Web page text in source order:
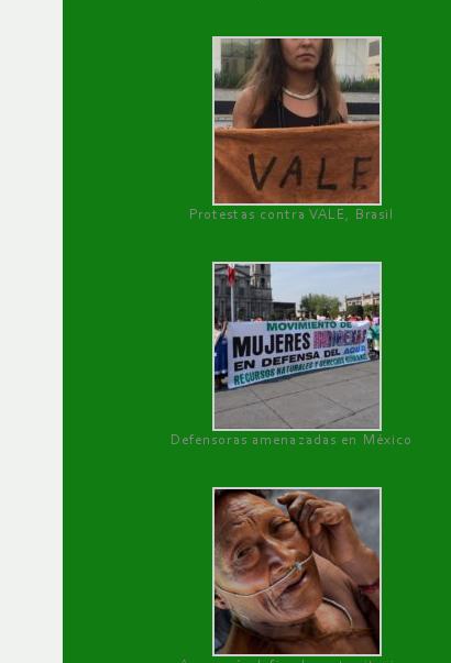
Protestas contra VALE, Brasil
Defensoras amenazadas en México